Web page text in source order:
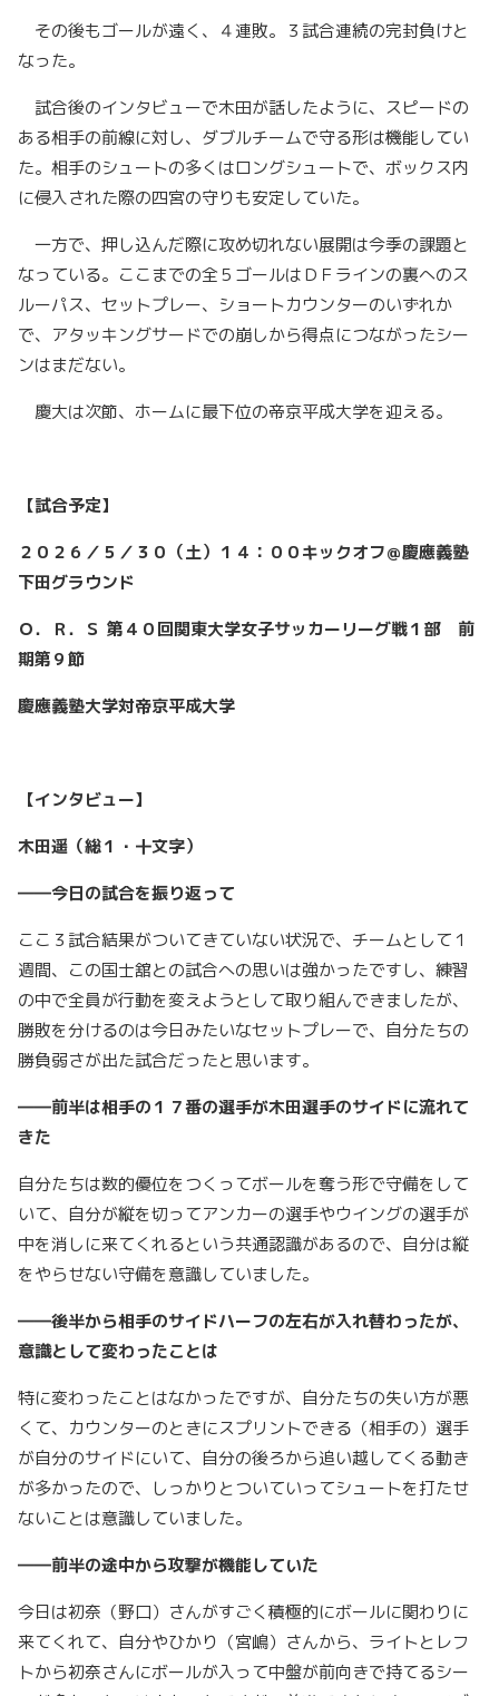
その後もゴールが遠く、４連敗。３試合連続の完封負けと
なった。
試合後のインタビューで木田が話したように、スピードの
ある相手の前線に対し、ダブルチームで守る形は機能してい
た。相手のシュートの多くはロングシュートで、ボックス内
に侵入された際の四宮の守りも安定していた。
一方で、押し込んだ際に攻め切れない展開は今季の課題と
なっている。ここまでの全５ゴールはＤＦラインの裏へのス
ルーパス、セットプレー、ショートカウンターのいずれか
で、アタッキングサードでの崩しから得点につながったシー
ンはまだない。
慶大は次節、ホームに最下位の帝京平成大学を迎える。
【試合予定】
２０２６／５／３０（土）１４：００キックオフ＠慶應義塾
下田グラウンド
Ｏ．Ｒ．Ｓ 第４０回関東大学女子サッカーリーグ戦１部 前
期第９節
慶應義塾大学対帝京平成大学
【インタビュー】
木田遥（総１・十文字）
――今日の試合を振り返って
ここ３試合結果がついてきていない状況で、チームとして１
週間、この国士舘との試合への思いは強かったですし、練習
の中で全員が行動を変えようとして取り組んできましたが、
勝敗を分けるのは今日みたいなセットプレーで、自分たちの
勝負弱さが出た試合だったと思います。
――前半は相手の１７番の選手が木田選手のサイドに流れて
きた
自分たちは数的優位をつくってボールを奪う形で守備をして
いて、自分が縦を切ってアンカーの選手やウイングの選手が
中を消しに来てくれるという共通認識があるので、自分は縦
をやらせない守備を意識していました。
――後半から相手のサイドハーフの左右が入れ替わったが、
意識として変わったことは
特に変わったことはなかったですが、自分たちの失い方が悪
くて、カウンターのときにスプリントできる（相手の）選手
が自分のサイドにいて、自分の後ろから追い越してくる動き
が多かったので、しっかりとついていってシュートを打たせ
ないことは意識していました。
――前半の途中から攻撃が機能していた
今日は初奈（野口）さんがすごく積極的にボールに関わりに
来てくれて、自分やひかり（宮嶋）さんから、ライトとレフ
トから初奈さんにボールが入って中盤が前向きで持てるシー